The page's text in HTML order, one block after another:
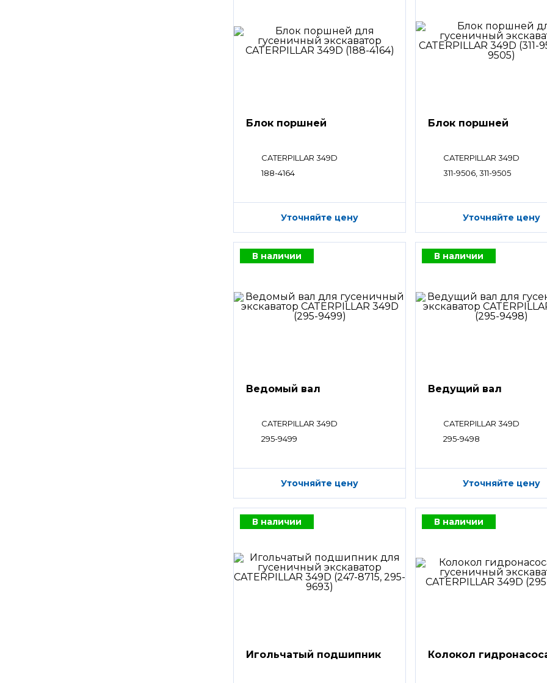
Блок поршней
CATERPILLAR 349D
188-4164
Уточняйте цену
Блок поршней
CATERPILLAR 349D
311-9506, 311-9505
Уточняйте цену
В наличии
Ведомый вал
CATERPILLAR 349D
295-9499
Уточняйте цену
В наличии
Ведущий вал
CATERPILLAR 349D
295-9498
Уточняйте цену
В наличии
Игольчатый подшипник
В наличии
Колокол